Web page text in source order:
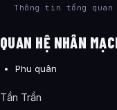
Thông tin tổng
QUAN HỆ NHÂN
Phu quân
Tần Trần